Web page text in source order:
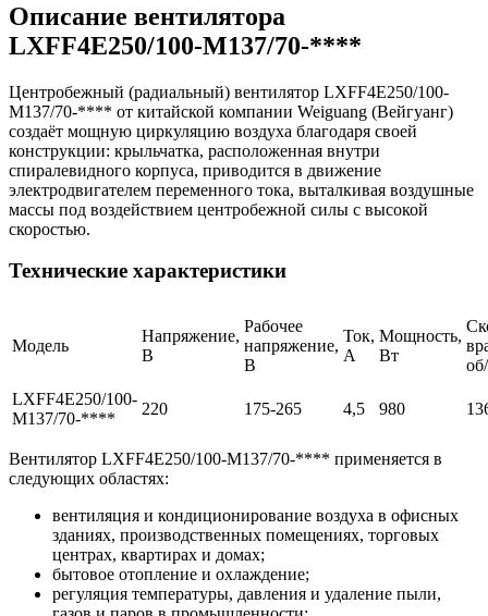
Описание вентилятора
LXFF4E250/100-M137/70-****
Центробежный (радиальный) вентилятор LXFF4E250/100-
M137/70-**** от китайской компании Weiguang (Вейгуанг)
создаёт мощную циркуляцию воздуха благодаря своей
конструкции: крыльчатка, расположенная внутри
спиралевидного корпуса, приводится в движение
электродвигателем переменного тока, выталкивая воздушные
массы под воздействием центробежной силы с высокой
скоростью.
Технические характеристики
Модель
Напряжение,
В
Рабочее
напряжение,
В
Ток,
А
Мощность,
Вт
LXFF4E250/100-
M137/70-****
220 175-265 4,5 980
Вентилятор LXFF4E250/100-M137/70-**** применяется в
следующих областях:
вентиляция и кондиционирование воздуха в офисных
зданиях, производственных помещениях, торговых
центрах, квартирах и домах;
бытовое отопление и охлаждение;
регуляция температуры, давления и удаление пыли,